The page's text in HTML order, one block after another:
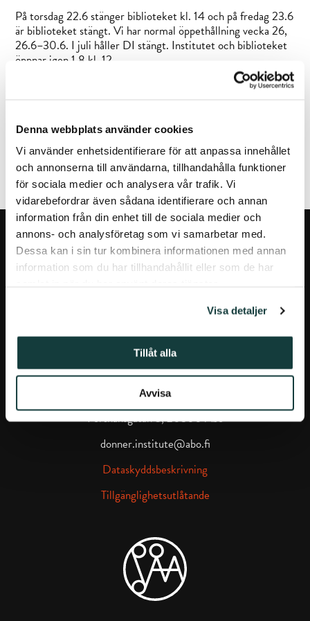
Denna webbplats använder cookies
Vi använder enhetsidentifierare för att anpassa innehållet
och annonserna till användarna, tillhandahålla funktioner
för sociala medier och analysera vår trafik. Vi
vidarebefordrar även sådana identifierare och annan
information från din enhet till de sociala medier och
annons- och analysföretag som vi samarbetar med.
Dessa kan i sin tur kombinera informationen med annan
information som du har tillhandahållit eller som de har
Visa detaljer
Tillåt alla
Avvisa
På torsdag 22.6 stänger biblioteket kl. 14 och på fredag 23.6
är biblioteket stängt. Vi har normal öppethållning vecka 26,
26.6–30.6. I juli håller DI stängt. Institutet och biblioteket
öppnar igen 1.8 kl. 12.
Vi önskar alla en riktigt skön midsommar och en vilsam
FÖREGÅENDE ARTIKEL NÄSTA ARTIKEL
Donnerska institutet på Facebook
Donnerska institutet på
Porthansgatan 3, 20500 Åbo
donner.institute@abo.fi
Dataskyddsbeskrivning
Tillgänglighetsutlåtande